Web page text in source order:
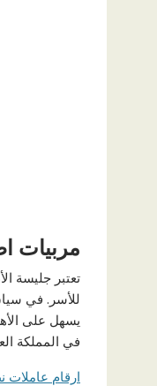
مربيات
تعتبر جليسة
للأسر. في
يسهل على
في المملكة
ارقام عاملات